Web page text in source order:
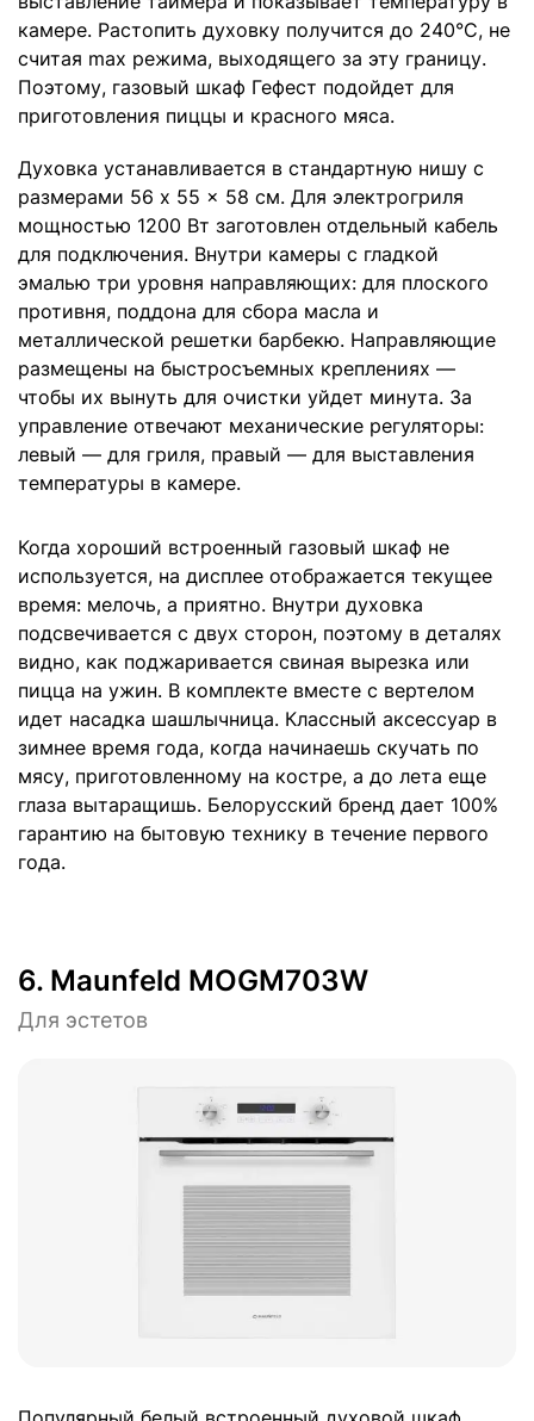
камере. Растопить духовку получится до 240°С, не
считая max режима, выходящего за эту границу.
Поэтому, газовый шкаф Гефест подойдет для
приготовления пиццы и красного мяса.
Духовка устанавливается в стандартную нишу с
размерами 56 x 55 x 58 см. Для электрогриля
мощностью 1200 Вт заготовлен отдельный кабель
для подключения. Внутри камеры с гладкой
эмалью три уровня направляющих: для плоского
противня, поддона для сбора масла и
металлической решетки барбекю. Направляющие
размещены на быстросъемных креплениях —
чтобы их вынуть для очистки уйдет минута. За
управление отвечают механические регуляторы:
левый — для гриля, правый — для выставления
температуры в камере.
Когда хороший встроенный газовый шкаф не
используется, на дисплее отображается текущее
время: мелочь, а приятно. Внутри духовка
подсвечивается с двух сторон, поэтому в деталях
видно, как поджаривается свиная вырезка или
пицца на ужин. В комплекте вместе с вертелом
идет насадка шашлычница. Классный аксессуар в
зимнее время года, когда начинаешь скучать по
мясу, приготовленному на костре, а до лета еще
глаза вытаращишь. Белорусский бренд дает 100%
гарантию на бытовую технику в течение первого
года.
6. Maunfeld MOGM703W
Для эстетов